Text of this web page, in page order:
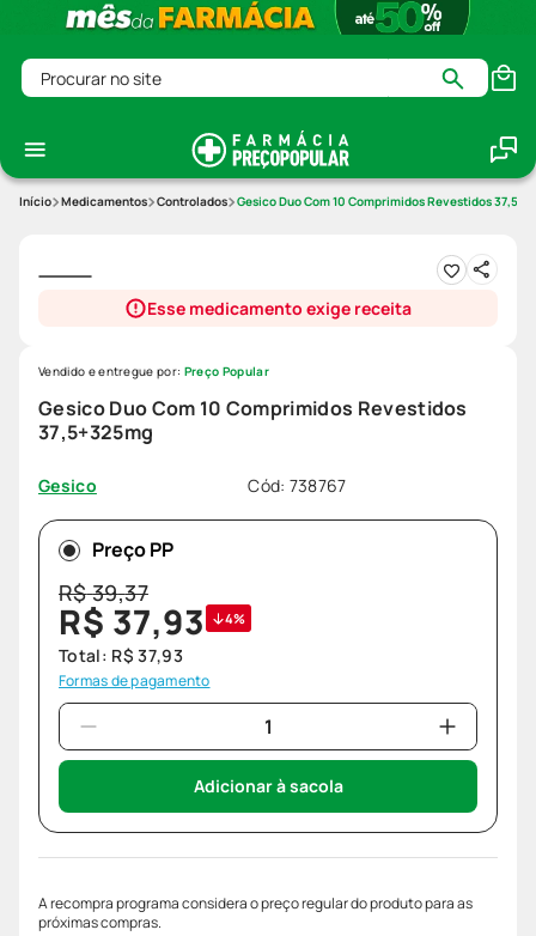
Procurar no site
Medicamentos Controlados Gesico Duo Com 10 Comprimidos Revestidos
Esse medicamento exige receita
Gesico Duo Com 10 Comprimidos Revestidos
37,5+325mg
Gesico Cód: 738767
Vendido e entregue por: Preço Popular
Preço PP
R$39,37
R$ 37,93 4%
Total: R$ 37,93
Formas de pagamento
Adicionar à sacola
A recompra programa considera o preço regular do produto para as
próximas compras.